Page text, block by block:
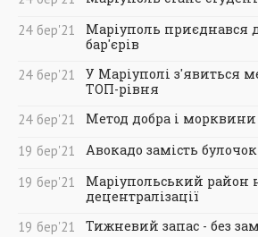
24 бер'21
Маріуполь приєднався
бар'єрів
24 бер'21
У Маріуполі з'явиться
ТОП-рівня
24 бер'21
Метод добра і морквини
19 бер'21
Авокадо замість булочок
19 бер'21
Маріупольський район
децентралізації
19 бер'21
Тижневий запас - без